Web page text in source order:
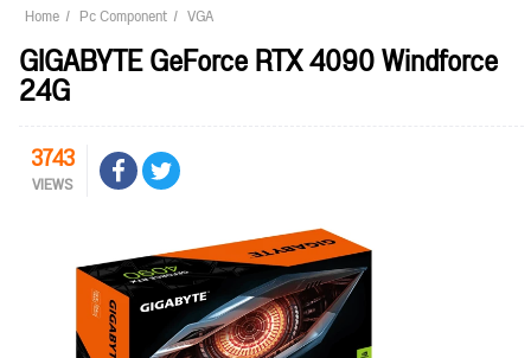
Home Pc Component VGA
GIGABYTE GeForce RTX 4090 Windforce
24G
3743
VIEWS